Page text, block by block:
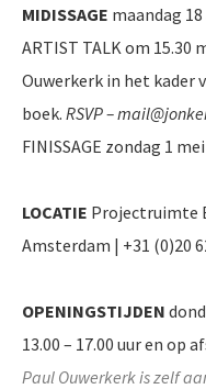
MIDISSAGE maandag 18
ARTIST TALK om
Ouwerkerk in het
boek. RSVP –
FINISSAGE zondag 1
LOCATIE Projectruimte
Amsterdam | +31 (0)20
OPENINGSTIJDEN
13.00 – 17.00 uur en op
Paul Ouwerkerk is zelf